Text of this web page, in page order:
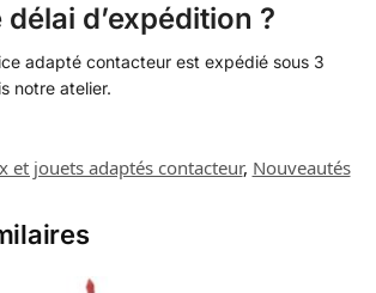
d’expédition ?
adapté contacteur est expédié sous 3
notre atelier.
et jouets adaptés contacteur, Nouveautés